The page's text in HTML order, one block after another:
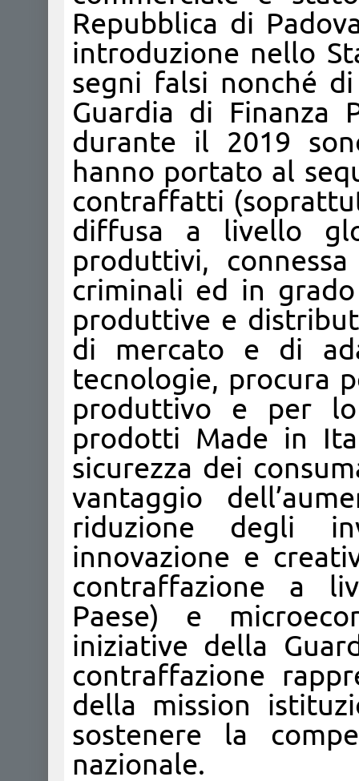
Repubblica di
introduzione nello
segni falsi nonché
Guardia di Finanza
durante il 2019
hanno portato al
contraffatti
diffusa a livello
produttivi,
criminali ed in
produttive e
di mercato e di
tecnologie, procura
produttivo e per lo
prodotti Made in
sicurezza dei
vantaggio
riduzione degli
innovazione e
contraffazione a
Paese) e
iniziative della
contraffazione
della mission
sostenere la
nazionale.